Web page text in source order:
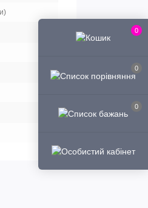
0
0
0